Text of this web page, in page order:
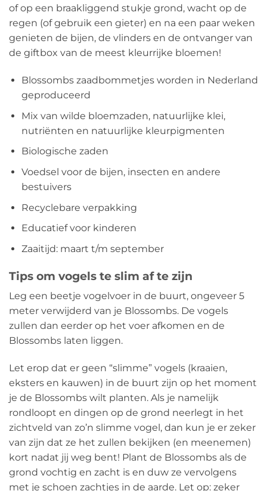
of op een braakliggend stukje grond, wacht op de
regen (of gebruik een gieter) en na een paar weken
genieten de bijen, de vlinders en de ontvanger van
de giftbox van de meest kleurrijke bloemen!
Blossombs zaadbommetjes worden in Nederland
geproduceerd
Mix van wilde bloemzaden, natuurlijke klei,
nutriënten en natuurlijke kleurpigmenten
Biologische zaden
Voedsel voor de bijen, insecten en andere
bestuivers
Recyclebare verpakking
Educatief voor kinderen
Zaaitijd: maart t/m september
Tips om vogels te slim af te zijn
Leg een beetje vogelvoer in de buurt, ongeveer 5
meter verwijderd van je Blossombs. De vogels
zullen dan eerder op het voer afkomen en de
Blossombs laten liggen.
Let erop dat er geen “slimme” vogels (kraaien,
eksters en kauwen) in de buurt zijn op het moment
je de Blossombs wilt planten. Als je namelijk
rondloopt en dingen op de grond neerlegt in het
zichtveld van zo’n slimme vogel, dan kun je er zeker
van zijn dat ze het zullen bekijken (en meenemen)
kort nadat jij weg bent! Plant de Blossombs als de
grond vochtig en zacht is en duw ze vervolgens
met je schoen zachtjes in de aarde. Let op: zeker